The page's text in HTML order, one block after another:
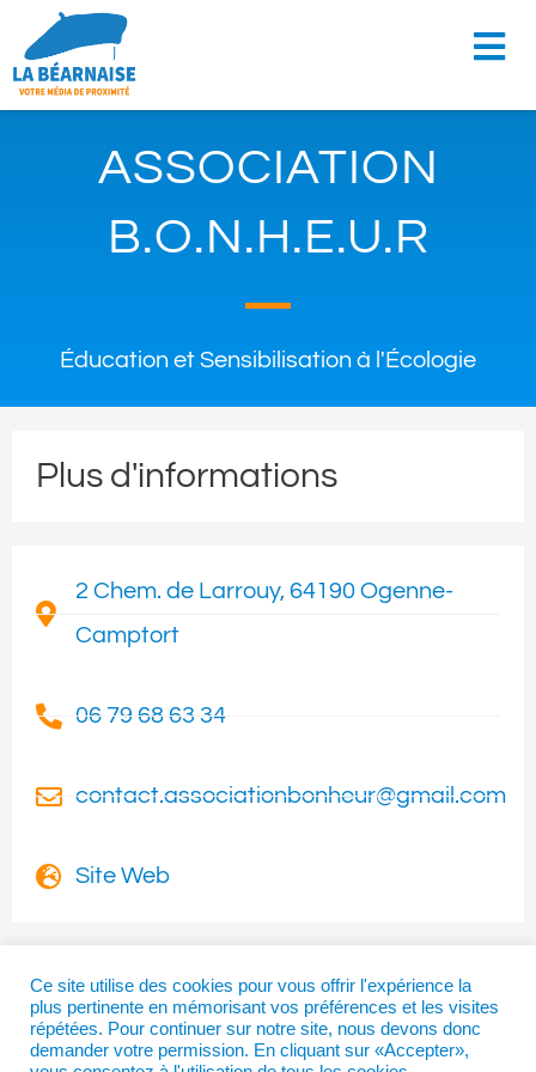
ASSOCIATION
B.O.N.H.E.U.R
Éducation et Sensibilisation à l'Écologie
Plus d'informations
2 Chem. de Larrouy, 64190 Ogenne-
Camptort
06 79 68 63 34
contact.associationbonheur@gmail.com
Site Web
I
n
T
w
F
a
Ce site utilise des cookies pour vous offrir l'expérience la
plus pertinente en mémorisant vos préférences et les visites
répétées. Pour continuer sur notre site, nous devons donc
demander votre permission. En cliquant sur «Accepter»,